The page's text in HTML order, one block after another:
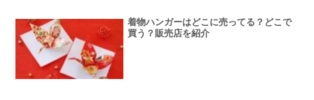
着物ハンガーはどこに売ってる？どこで
買う？販売店を紹介